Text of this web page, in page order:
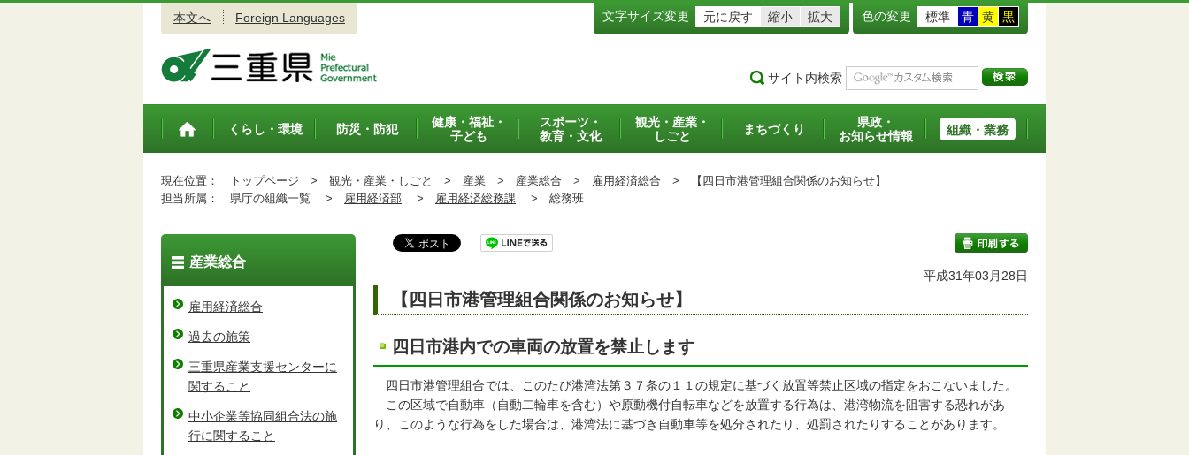
本文へ Foreign Languages 文字サイズ変更 元に戻す 縮小 拡大 色の変更 標準 青 黄 黒
サイト内検索
トップペ
くらし・環境 防災・防犯
健康・福祉・
子ども
スポーツ・
教育・文化
観光・産業・
しごと
まちづくり
県政・
お知らせ情報
組織・業務
現在位置： トップページ > 観光・産業・しごと > 産業 > 産業総合 > 雇用経済総合 > 【四日市港管理組合関係のお知らせ】
担当所属：
県庁の組織一覧 > 雇用経済部 > 雇用経済総務課 > 総務班
印刷する
平成31年03月28日
【四日市港管理組合関係のお知らせ】
四日市港内での車両の放置を禁止します
四日市港管理組合では、このたび港湾法第３７条の１１の規定に基づく放置等禁止区域の指定をおこないました。
この区域で自動車（自動二輪車を含む）や原動機付自転車などを放置する行為は、港湾物流を阻害する恐れがあ
り、このような行為をした場合は、港湾法に基づき自動車等を処分されたり、処罰されたりすることがあります。
産業総合
雇用経済総合
過去の施策
三重県産業支援センターに
関すること
中小企業等協同組合法の施
行に関すること